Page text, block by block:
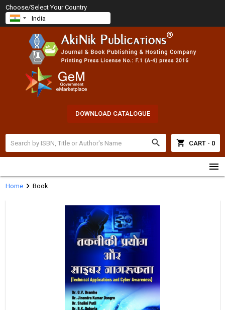
Choose/Select Your Country
DOWNLOAD CATALOGUE
search shopping_cart CART - 0
menu
Homechevron_right Book